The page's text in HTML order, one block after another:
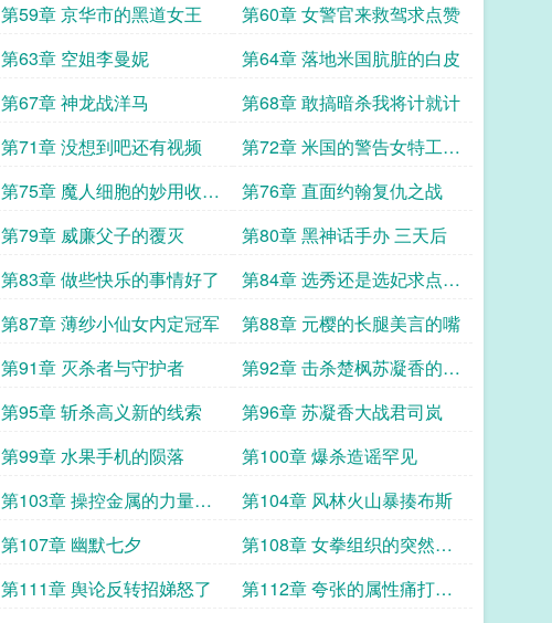
第59章 京华市的黑道女王
第60章 女警官来救驾求点赞
第63章 空姐李曼妮
第64章 落地米国肮脏的白皮
第67章 神龙战洋马
第68章 敢搞暗杀我将计就计
第71章 没想到吧还有视频
第72章 米国的警告女特工劳
拉
第75章 魔人细胞的妙用收服
劳拉求点赞关注打
第76章 直面约翰复仇之战
第79章 威廉父子的覆灭
第80章 黑神话手办 三天后
第83章 做些快乐的事情好了
第84章 选秀还是选妃求点赞
关注打
第87章 薄纱小仙女内定冠军
第88章 元樱的长腿美言的嘴
第91章 灭杀者与守护者
第92章 击杀楚枫苏凝香的担
忧
第95章 斩杀高义新的线索
第96章 苏凝香大战君司岚
第99章 水果手机的陨落
第100章 爆杀造谣罕见
第103章 操控金属的力量求
点赞关注
第104章 风林火山暴揍布斯
第107章 幽默七夕
第108章 女拳组织的突然袭
击
第111章 舆论反转招娣怒了
第112章 夸张的属性痛打招